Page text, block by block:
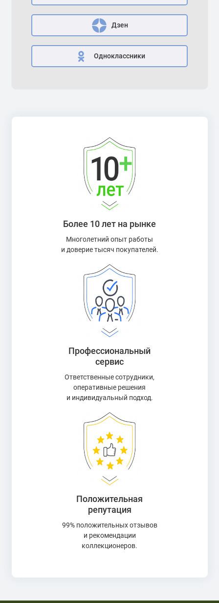
Дзен
Одноклассники
Более 10 лет на рынке
Многолетний опыт работы
и доверие тысяч покупателей.
Профессиональный
сервис
Ответственные сотрудники,
оперативные решения
и индивидуальный подход.
Положительная
репутация
99% положительных отзывов
и рекомендации
коллекционеров.